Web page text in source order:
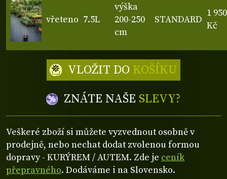
vřeteno 7.5L
výška
200-250
cm
STANDARD
1 950
Kč
ZNÁTE NAŠE SLEVY?
VLOŽIT DO KOŠÍKU
Veškeré zboží si můžete vyzvednout osobně v
prodejně, nebo nechat dodat zvolenou formou
dopravy - KURÝREM / AUTEM. Zde je ceník
přepravného. Dodáváme i na Slovensko.